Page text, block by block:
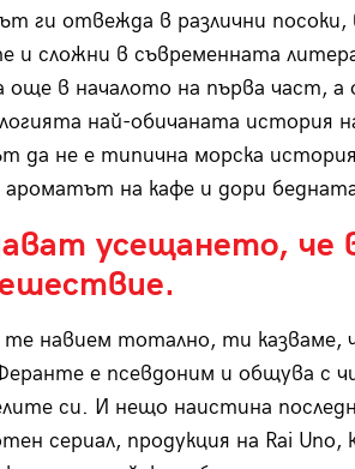
ги отвежда в различни
и сложни в съвременната
още в началото на първа част,
най-обичаната история
да не е типична морска
ароматът на кафе и дори
усещането, че
те навием тотално, ти
е псевдоним и общува с
си. И нещо наистина
сериал, продукция на Rai